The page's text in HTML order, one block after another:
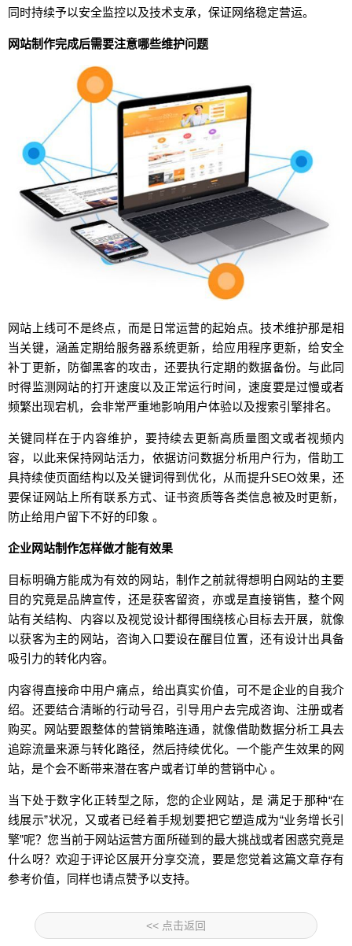
同时持续予以安全监控以及技术支承，保证网络稳定营运。
网站制作完成后需要注意哪些维护问题
网站上线可不是终点，而是日常运营的起始点。技术维护那是相
当关键，涵盖定期给服务器系统更新，给应用程序更新，给安全
补丁更新，防御黑客的攻击，还要执行定期的数据备份。与此同
时得监测网站的打开速度以及正常运行时间，速度要是过慢或者
频繁出现宕机，会非常严重地影响用户体验以及搜索引擎排名。
关键同样在于内容维护，要持续去更新高质量图文或者视频内
容，以此来保持网站活力，依据访问数据分析用户行为，借助工
具持续使页面结构以及关键词得到优化，从而提升SEO效果，还
要保证网站上所有联系方式、证书资质等各类信息被及时更新，
防止给用户留下不好的印象 。
企业网站制作怎样做才能有效果
目标明确方能成为有效的网站，制作之前就得想明白网站的主要
目的究竟是品牌宣传，还是获客留资，亦或是直接销售，整个网
站有关结构、内容以及视觉设计都得围绕核心目标去开展，就像
以获客为主的网站，咨询入口要设在醒目位置，还有设计出具备
吸引力的转化内容。
内容得直接命中用户痛点，给出真实价值，可不是企业的自我介
绍。还要结合清晰的行动号召，引导用户去完成咨询、注册或者
购买。网站要跟整体的营销策略连通，就像借助数据分析工具去
追踪流量来源与转化路径，然后持续优化。一个能产生效果的网
站，是个会不断带来潜在客户或者订单的营销中心 。
当下处于数字化正转型之际，您的企业网站，是 满足于那种“在
线展示”状况，又或者已经着手规划要把它塑造成为“业务增长引
擎”呢？您当前于网站运营方面所碰到的最大挑战或者困惑究竟是
什么呀？欢迎于评论区展开分享交流，要是您觉着这篇文章存有
参考价值，同样也请点赞予以支持。
<< 点击返回